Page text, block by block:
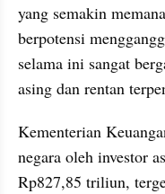
yang semakin
berpotensi
selama ini sangat
asing dan rentan
Kementerian
negara oleh investor
Rp827,85 triliun,